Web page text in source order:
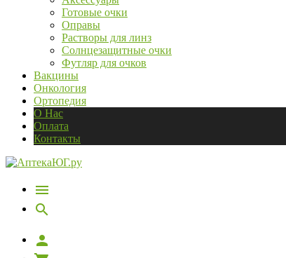
Готовые очки
Оправы
Растворы для линз
Солнцезащитные очки
Футляр для очков
Вакцины
Онкология
Ортопедия
О Нас
Оплата
Контакты